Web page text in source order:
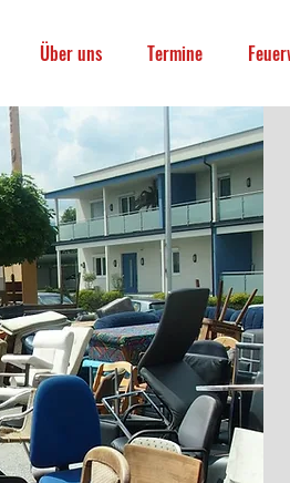
Über uns Termine